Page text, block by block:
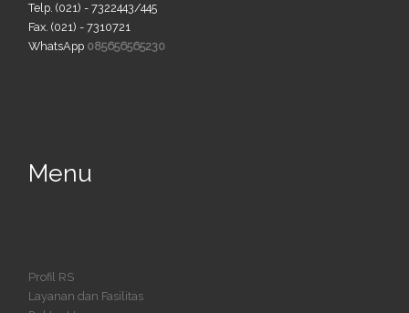
Telp. (021) - 7322443/445
Fax. (021) - 7310721
WhatsApp 085656565230
Menu
Profil RS
Layanan dan Fasilitas